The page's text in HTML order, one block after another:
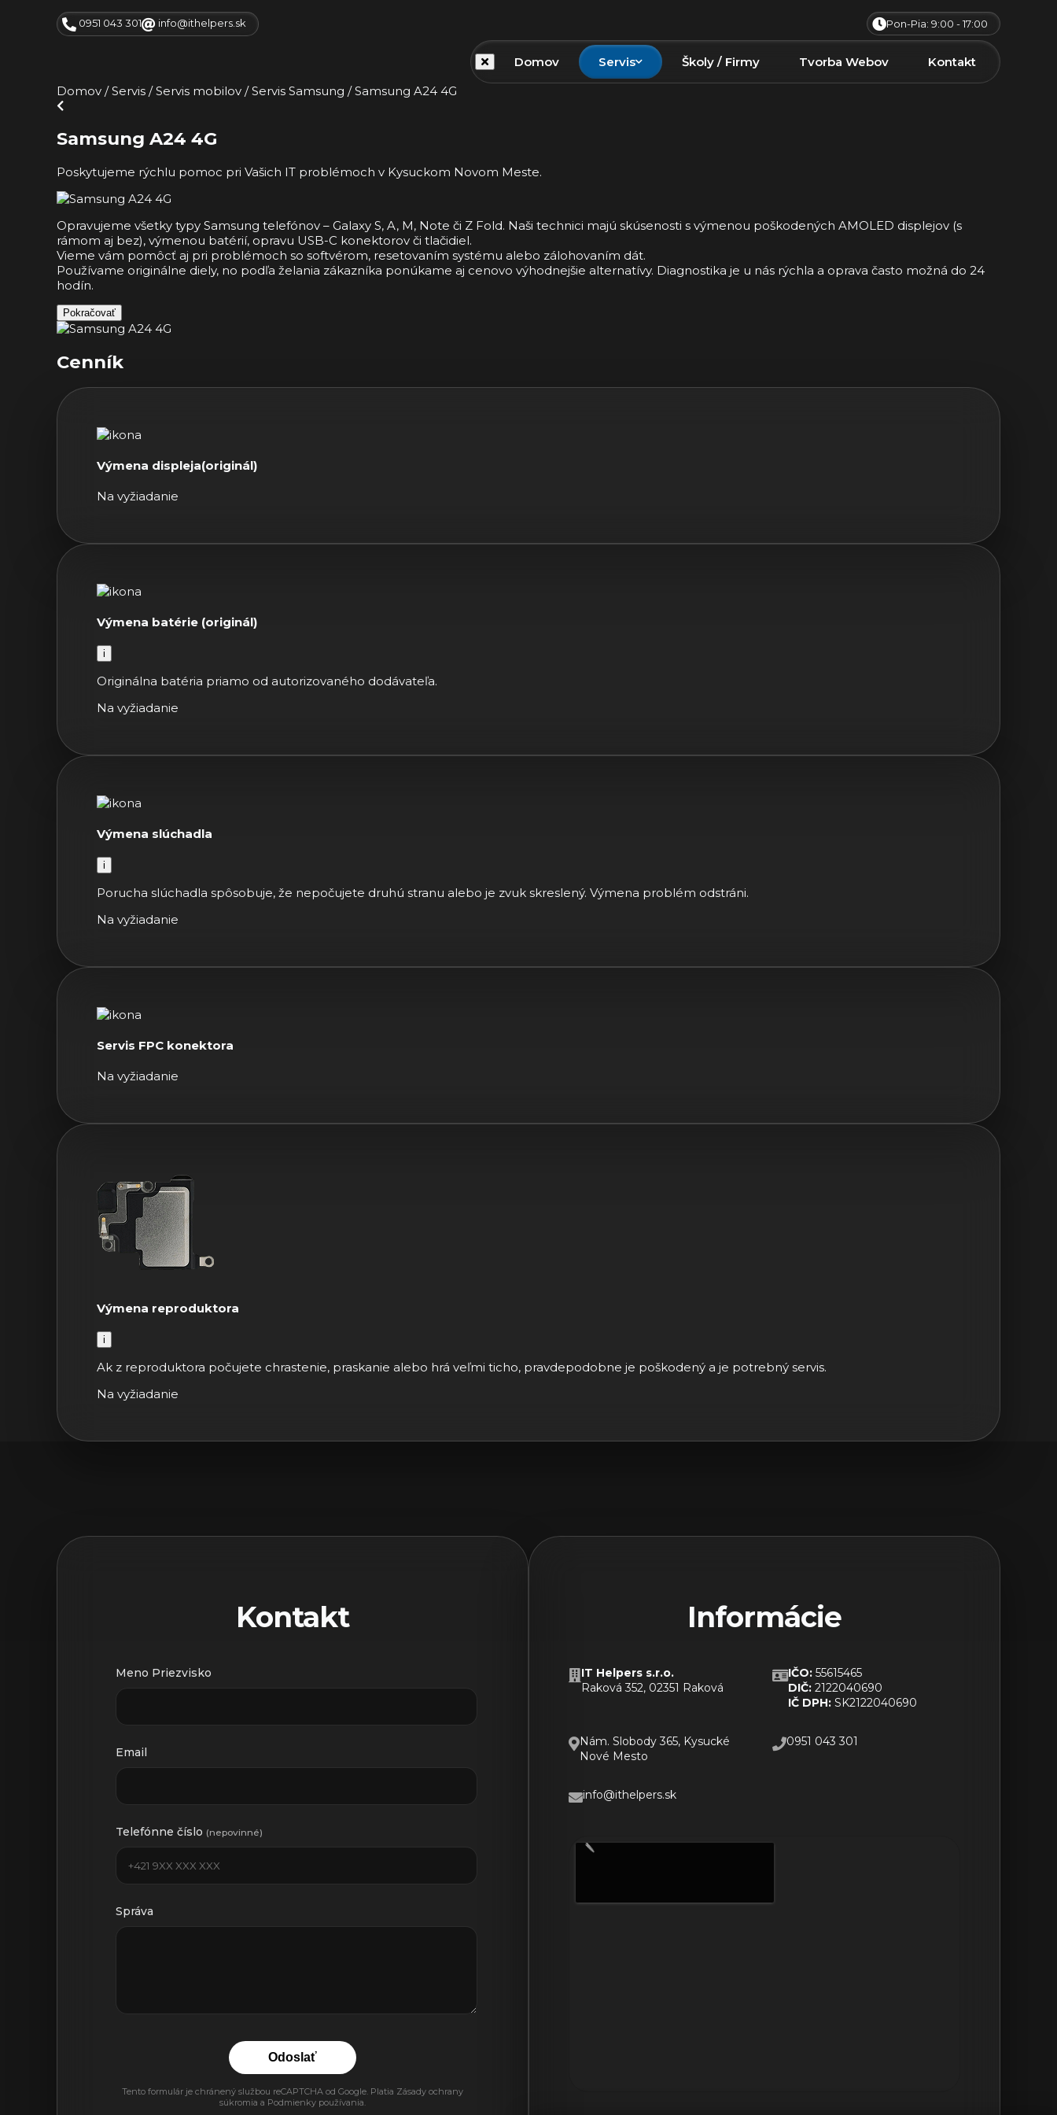
0951 043 301 info@ithelpers.sk Pon-Pia: 9:00 - 17:00
Domov Servis Školy / Firmy Tvorba Webov
Kontakt
Domov / Servis / Servis mobilov / Servis Samsung / Samsung A24 4G
Samsung A24 4G
Poskytujeme rýchlu pomoc pri Vašich IT problémoch v Kysuckom Novom Meste.
Opravujeme všetky typy Samsung telefónov – Galaxy S, A, M, Note či Z Fold. Naši technici majú skúsenosti s výmenou poškodených AMOLED displejov (s
rámom aj bez), výmenou batérií, opravu USB-C konektorov či tlačidiel.
Vieme vám pomôcť aj pri problémoch so softvérom, resetovaním systému alebo zálohovaním dát.
Používame originálne diely, no podľa želania zákazníka ponúkame aj cenovo výhodnejšie alternatívy. Diagnostika je u nás rýchla a oprava často možná do 24
hodín.
Pokračovať
Cenník
Výmena displeja(originál)
Na vyžiadanie
Výmena batérie (originál)
i
Originálna batéria priamo od autorizovaného dodávateľa.
Na vyžiadanie
Výmena slúchadla
i
Porucha slúchadla spôsobuje, že nepočujete druhú stranu alebo je zvuk skreslený. Výmena problém odstráni.
Na vyžiadanie
Servis FPC konektora
Na vyžiadanie
Výmena reproduktora
i
Ak z reproduktora počujete chrastenie, praskanie alebo hrá veľmi ticho, pravdepodobne je poškodený a je potrebný servis.
Na vyžiadanie
Kontakt
Meno Priezvisko
Email
Telefónne číslo (nepovinné)
Správa
Odoslať
Tento formulár je chránený službou reCAPTCHA od Google. Platia Zásady ochrany
súkromia a Podmienky používania
Informácie
IT Helpers s.r.o.
Raková 352, 02351 Raková
IČO: 55615465
DIČ: 2122040690
IČ DPH: SK2122040690
Nám. Slobody 365, Kysucké
Nové Mesto
0951 043 301
info@ithelpers.sk